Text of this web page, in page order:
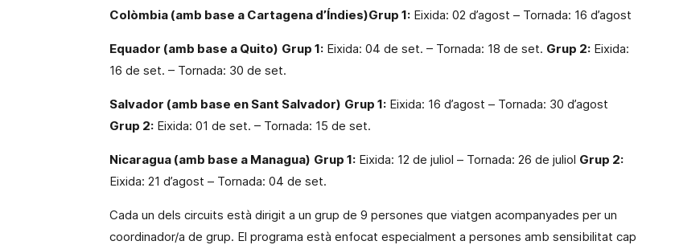
Colòmbia (amb base a Cartagena d’Índies)Grup 1: Eixida: 02 d’agost – Tornada: 16 d’agost
Equador (amb base a Quito) Grup 1: Eixida: 04 de set. – Tornada: 18 de set. Grup 2: Eixida:
16 de set. – Tornada: 30 de set.
Salvador (amb base en Sant Salvador) Grup 1: Eixida: 16 d’agost – Tornada: 30 d’agost
Grup 2: Eixida: 01 de set. – Tornada: 15 de set.
Nicaragua (amb base a Managua) Grup 1: Eixida: 12 de juliol – Tornada: 26 de juliol Grup 2:
Eixida: 21 d’agost – Tornada: 04 de set.
Cada un dels circuits està dirigit a un grup de 9 persones que viatgen acompanyades per un
coordinador/a de grup. El programa està enfocat especialment a persones amb sensibilitat cap